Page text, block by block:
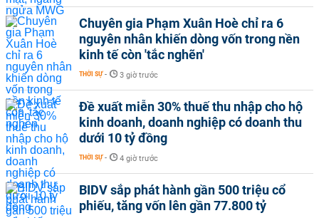
Chuyên gia Phạm Xuân Hoè chỉ ra 6
nguyên nhân khiến dòng vốn trong nền
kinh tế còn 'tắc nghẽn'
THỜI SỰ - 3 giờ trước
Đề xuất miễn 30% thuế thu nhập cho hộ
kinh doanh, doanh nghiệp có doanh thu
dưới 10 tỷ đồng
THỜI SỰ - 4 giờ trước
BIDV sắp phát hành gần 500 triệu cổ
phiếu, tăng vốn lên gần 77.800 tỷ